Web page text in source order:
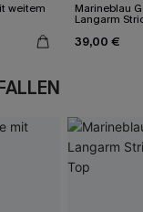
weitem Marineblau
Langarm
39,00 €